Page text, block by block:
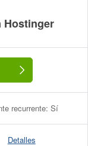
Hostinger
recurrente: Sí
Detalles